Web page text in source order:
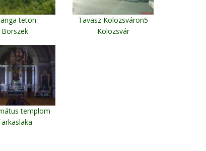
teton
Borszek
Tavasz Kolozsváron5
Kolozsvár
templom